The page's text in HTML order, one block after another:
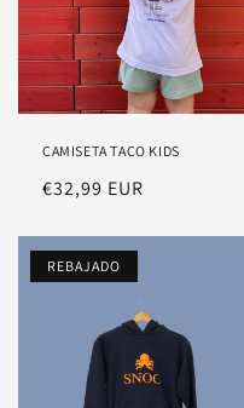
CAMISETA TACO KIDS
Precio
€32,99 EUR
REBAJADO